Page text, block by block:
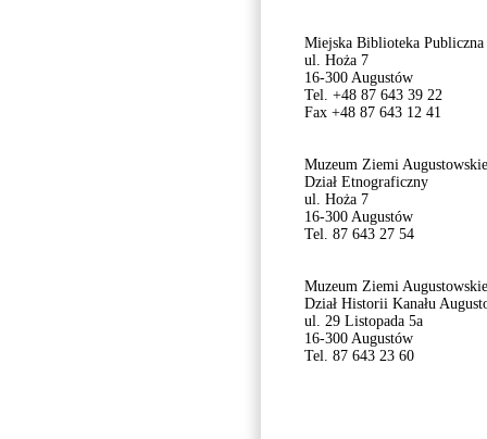
Miejska Biblioteka Publiczna
ul. Hoża 7
16-300 Augustów
Tel. +48 87 643 39 22
Fax +48 87 643 12 41
Muzeum Ziemi
Dział Etnograficzny
ul. Hoża 7
16-300 Augustów
Tel. 87 643 27 54
Muzeum Ziemi
Dział Historii Kanału
ul. 29 Listopada 5a
16-300 Augustów
Tel. 87 643 23 60